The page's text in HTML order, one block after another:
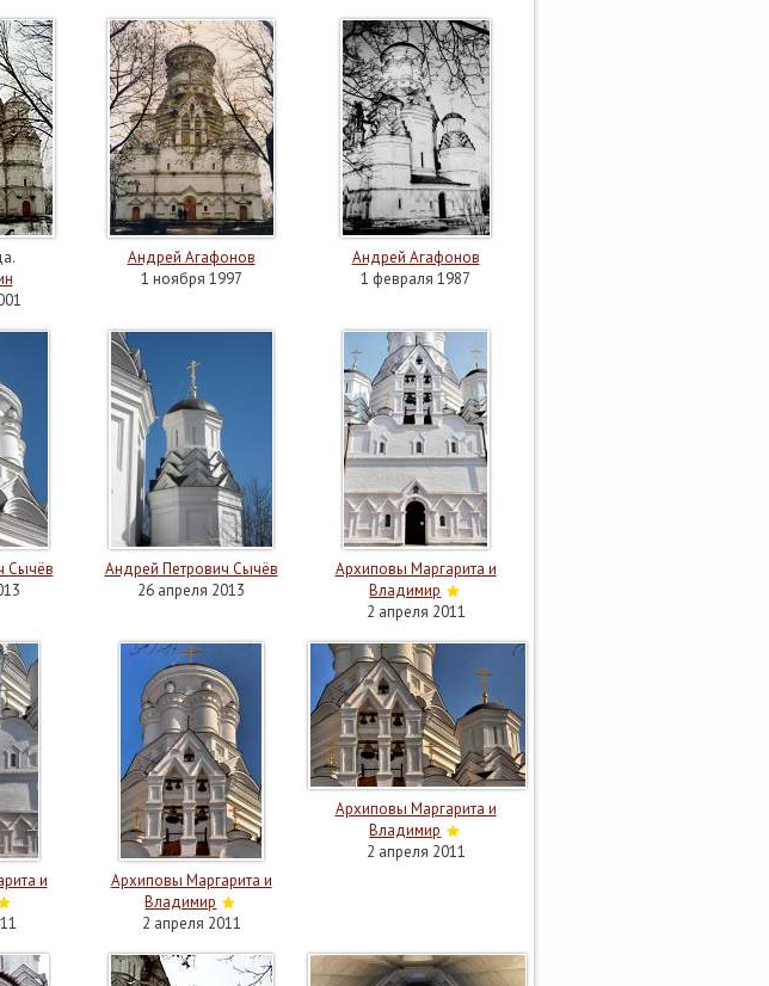
Андрей Агафонов
1 ноября 1997
Андрей Агафонов
1 февраля 1987
Сычёв
Андрей Петрович Сычёв
26 апреля 2013
Архиповы Маргарита и
Владимир
2 апреля 2011
и
Архиповы Маргарита и
Владимир
2 апреля 2011
Архиповы Маргарита и
Владимир
2 апреля 2011